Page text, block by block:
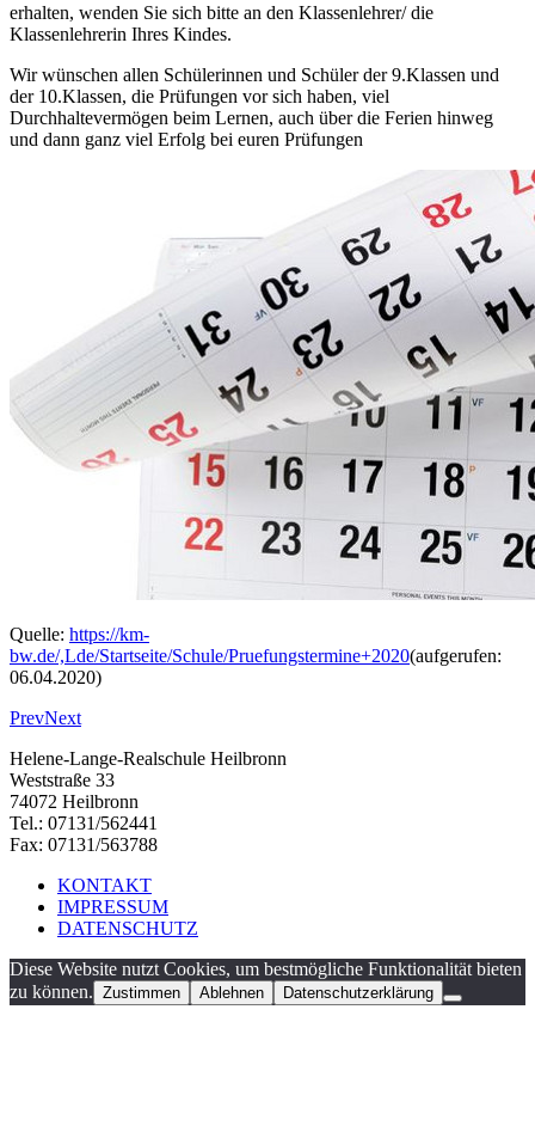
erhalten, wenden Sie sich bitte an den Klassenlehrer/ die
Klassenlehrerin Ihres Kindes.
Wir wünschen allen Schülerinnen und Schüler der 9.Klassen und
der 10.Klassen, die Prüfungen vor sich haben, viel
Durchhaltevermögen beim Lernen, auch über die Ferien hinweg
und dann ganz viel Erfolg bei euren Prüfungen
Quelle: https://km-
bw.de/,Lde/Startseite/Schule/Pruefungstermine+2020(aufgerufen:
06.04.2020)
PrevNext
Helene-Lange-Realschule Heilbronn
Weststraße 33
74072 Heilbronn
Tel.: 07131/562441
Fax: 07131/563788
KONTAKT
IMPRESSUM
DATENSCHUTZ
Diese Website nutzt Cookies, um bestmögliche Funktionalität bieten
zu können. Zustimmen Ablehnen Datenschutzerklärung